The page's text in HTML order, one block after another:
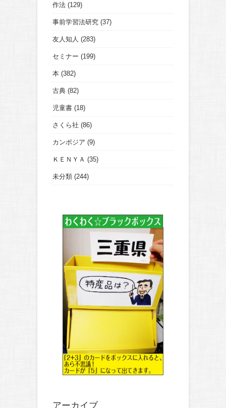
作法 (129)
事前学習法研究 (37)
友人知人 (283)
セミナー (199)
本 (382)
古典 (82)
児童書 (18)
さくら社 (86)
カンボジア (9)
ＫＥＮＹＡ (35)
未分類 (244)
アーカイブ